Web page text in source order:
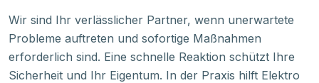
Wir sind Ihr verlässlicher Partner, wenn unerwartete
Probleme auftreten und sofortige Maßnahmen
erforderlich sind. Eine schnelle Reaktion schützt Ihre
Sicherheit und Ihr Eigentum. In der Praxis hilft Elektro